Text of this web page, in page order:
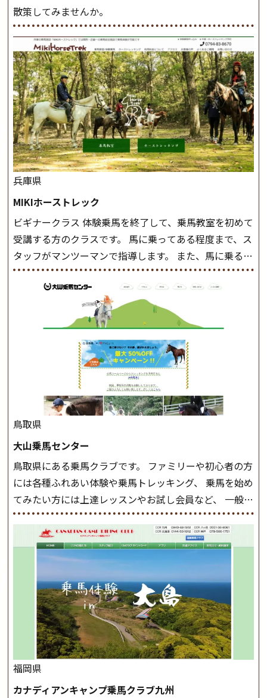
散策してみませんか。
兵庫県
MIKIホーストレック
ビギナークラス 体験乗馬を終了して、乗馬教室を初めて
受講する方のクラスです。 馬に乗ってある程度まで、ス
タッフがマンツーマンで指導します。 また、馬に乗るだ
けでなく、馬の手入れや馬装（鞍などを装着する） も
このクラスで把握し、「馬に触れること」にも慣れてい
きましょう。 スタートクラス ビギナークラスで単独で
軽速歩(けいはやあし)ができるようになったら スタート
クラスへ。 グループレッスンで馬のスピードを調整し
ながら 軽速歩・正反撞(せいはんどう)を学びます。 安定
した手綱操作と軽速歩・正反撞ができるようになれば
駈歩(かけあし)練習に入ります。 ホップクラス スタート
クラスで常歩(なみあし)や 速歩、駈歩の初歩をマスター
したら、 次は部班にて駈歩を含めた誘導練習を行いま
しょう。 ステップクラス ホップクラスまでに練習した
の扶助操作や誘導方法を身につけましょう。 注意事項
◆馬場使用状況により、使用する馬場はこちらで決定い
たしますのでご了承ください ◆基本は雨天決行です
が、落雷・強風等のより、安全上急遽中止させていただ
く場合がございます。 ◆三木ホースランドパークの協議
会や講習会等により、一部レッスンが中止になる場合が
ございます。 その際、ご予約いただいている皆様には事
前にご連絡いたします。MIKIホーストレックのツアー
はこちら
鳥取県
大山乗馬センター
鳥取県にある乗馬クラブです。 ファミリーや初心者の方
には各種ふれあい体験や乗馬トレッキング、 乗馬を始め
てみたい方には上達レッスンやお試し会員など、 一般の
方に幅広くお楽しみいただける施設を目指しています。
また、お手軽（低価格）に会員になったり自分の馬を持
つことのできる乗馬クラブでもあり、 健康や趣味、スポ
ーツ競技として、老若男女様々な方が、日々乗馬をお楽
しみいただいています。 なお、ゴールデンウィークと夏
休み期間中は無休で営業していますので、ぜひご家族で
お越しください！大山乗馬センターの紹介記事はこち
福岡県
カナディアンキャンプ乗馬クラブ九州